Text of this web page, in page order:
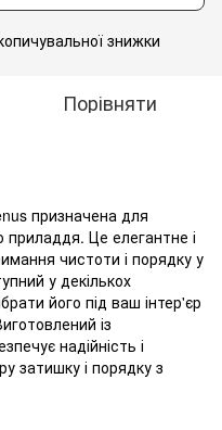
знижки
Порівняти
призначена для
приладдя. Це елегантне і
чистоти і порядку у
у декількох
його під ваш інтер'єр
із
надійність і
затишку і порядку з